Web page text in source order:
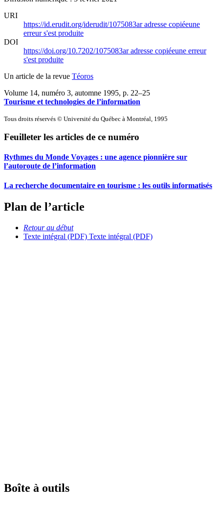
URI
https://id.erudit.org/iderudit/1075083aradresse copiéeune
erreur s'est produite
DOI
https://doi.org/10.7202/1075083aradresse copiéeune erreur
s'est produite
Un article de la revue Téoros
Volume 14, numéro 3, automne 1995, p. 22–25
Tourisme et technologies de l’information
Tous droits réservés © Université du Québec à Montréal, 1995
Feuilleter les articles de ce numéro
Rythmes du Monde Voyages : une agence pionnière sur
l’autoroute de l’information
La recherche documentaire en tourisme : les outils informatisés
Plan de l’article
Retour au début
Texte intégral (PDF) Texte intégral (PDF)
Boîte à outils